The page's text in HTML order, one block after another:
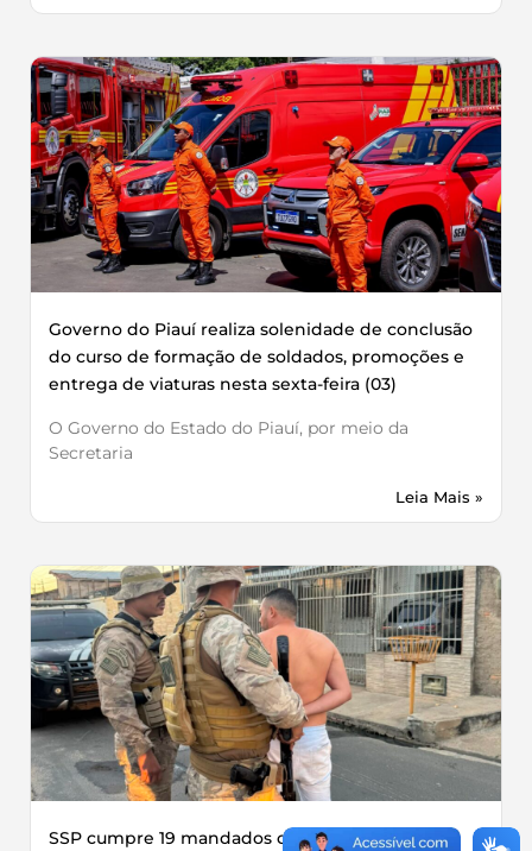
Governo do Piauí realiza solenidade de conclusão
do curso de formação de soldados, promoções e
entrega de viaturas nesta sexta-feira (03)
O Governo do Estado do Piauí, por meio da
Secretaria
Leia Mais »
SSP cumpre 19 mandados contra grupo